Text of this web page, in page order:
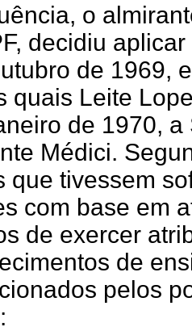
o
decidiu
de 1969,
quais Leite
de 1970,
Médici.
que tivessem
com base em
de exercer
de
pelos